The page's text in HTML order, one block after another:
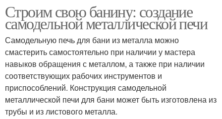
Строим свою банину: создание
самодельной металлической печи
Самодельную печь для бани из металла можно
смастерить самостоятельно при наличии у мастера
навыков обращения с металлом, а также при наличии
соответствующих рабочих инструментов и
приспособлений. Конструкция самодельной
металлической печи для бани может быть изготовлена из
трубы и из листового металла.